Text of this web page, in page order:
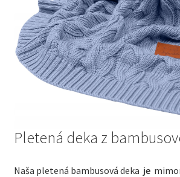
Pletená deka z
Naša pletená bambusová deka je